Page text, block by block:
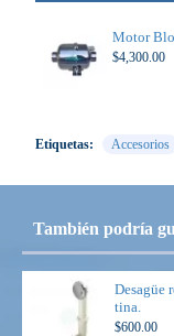
Motor
$4,300.00
Etiquetas: Accesorios
También podría
Desagüe
tina.
$600.00